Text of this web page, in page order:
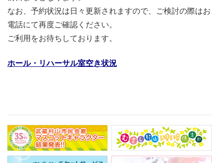
なお、予約状況は日々更新されますので、ご検討の際はお
電話にて再度ご確認ください。
ご利用をお待ちしております。
ホール・リハーサル室空き状況